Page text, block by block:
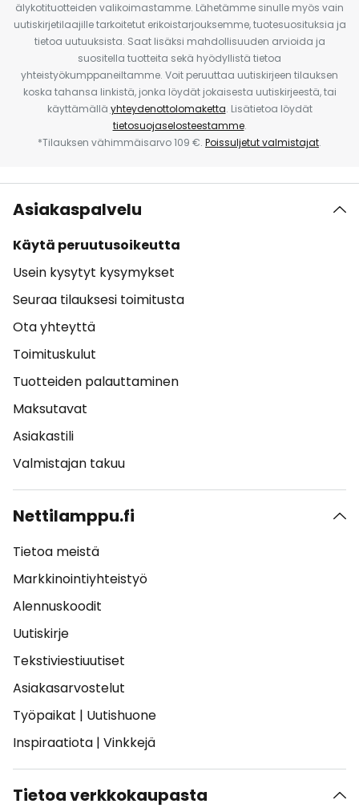
älykotituotteiden valikoimastamme. Lähetämme sinulle myös vain
uutiskirjetilaajille tarkoitetut erikoistarjouksemme, tuotesuosituksia ja
tietoa uutuuksista. Saat lisäksi mahdollisuuden arvioida ja
suositella tuotteita sekä hyödyllistä tietoa
yhteistyökumppaneiltamme. Voit peruuttaa uutiskirjeen tilauksen
koska tahansa linkistä, jonka löydät jokaisesta uutiskirjeestä, tai
käyttämällä yhteydenottolomaketta. Lisätietoa löydät
tietosuojaselosteestamme.
*Tilauksen vähimmäisarvo 109 €. Poissuljetut valmistajat.
Asiakaspalvelu
Käytä peruutusoikeutta
Usein kysytyt kysymykset
Seuraa tilauksesi toimitusta
Ota yhteyttä
Toimituskulut
Tuotteiden palauttaminen
Maksutavat
Asiakastili
Valmistajan takuu
Nettilamppu.fi
Tietoa meistä
Markkinointiyhteistyö
Alennuskoodit
Uutiskirje
Tekstiviestiuutiset
Asiakasarvostelut
Työpaikat | Uutishuone
Inspiraatiota | Vinkkejä
Tietoa verkkokaupasta